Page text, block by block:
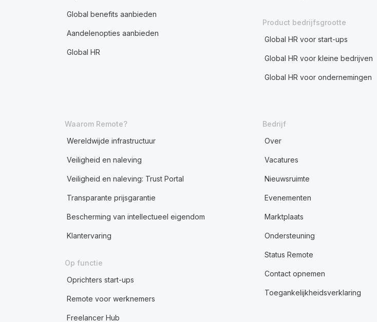
Global benefits aanbieden
Aandelenopties aanbieden
Global HR
Product bedrijfsgrootte
Global HR voor start-ups
Global HR voor kleine bedrijven
Global HR voor ondernemingen
Waarom Remote?
Wereldwijde infrastructuur
Veiligheid en naleving
Veiligheid en naleving: Trust Portal
Transparante prijsgarantie
Bescherming van intellectueel eigendom
Klantervaring
Op functie
Oprichters start-ups
Remote voor werknemers
Freelancer Hub
Bedrijf
Over
Vacatures
Nieuwsruimte
Evenementen
Marktplaats
Ondersteuning
Status Remote
Contact opnemen
Toegankelijkheidsverklaring